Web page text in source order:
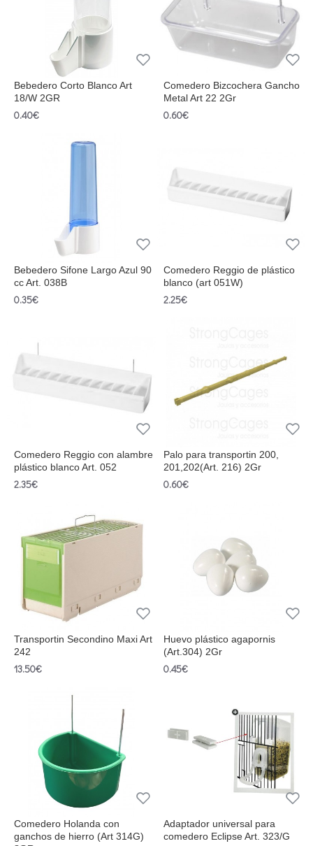
Bebedero Corto Blanco Art
18/W 2GR
0.40€
Comedero Bizcochera Gancho
Metal Art 22 2Gr
0.60€
Bebedero Sifone Largo Azul 90
cc Art. 038B
0.35€
Comedero Reggio de plástico
blanco (art 051W)
2.25€
Comedero Reggio con alambre
plástico blanco Art. 052
2.35€
Palo para transportin 200,
201,202(Art. 216) 2Gr
0.60€
Transportin Secondino Maxi Art
242
13.50€
Huevo plástico agapornis
(Art.304) 2Gr
0.45€
Comedero Holanda con
ganchos de hierro (Art 314G)
Adaptador universal para
comedero Eclipse Art. 323/G